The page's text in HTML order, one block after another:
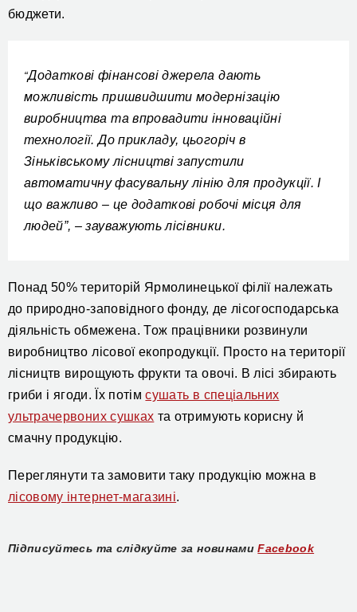
бюджети.
“Додаткові фінансові джерела дають
можливість пришвидшити модернізацію
виробництва та впровадити інноваційні
технології. До прикладу, цьогоріч в
Зіньківському лісництві запустили
автоматичну фасувальну лінію для продукції. І
що важливо – це додаткові робочі місця для
людей”, – зауважують лісівники.
Понад 50% територій Ярмолинецької філії належать
до природно-заповідного фонду, де лісогосподарська
діяльність обмежена. Тож працівники розвинули
виробництво лісової екопродукції. Просто на території
лісництв вирощують фрукти та овочі. В лісі збирають
гриби і ягоди. Їх потімсушать в спеціальних
ультрачервоних сушках та отримують корисну й
смачну продукцію.
Переглянути та замовититаку продукцію можна в
лісовому інтернет-магазині.
Підписуйтесь та слідкуйте за новинами Facebook